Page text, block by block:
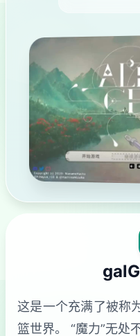
这是一个充满了被称
篮世界。 “魔力”无处